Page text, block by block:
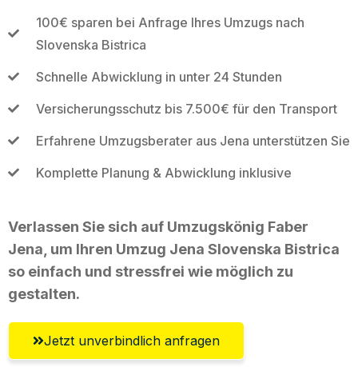
100€ sparen bei Anfrage Ihres Umzugs nach
Slovenska Bistrica
Schnelle Abwicklung in unter 24 Stunden
Versicherungsschutz bis 7.500€ für den Transport
Erfahrene Umzugsberater aus Jena unterstützen Sie
Komplette Planung & Abwicklung inklusive
Verlassen Sie sich auf Umzugskönig Faber
Jena, um Ihren Umzug Jena Slovenska Bistrica
so einfach und stressfrei wie möglich zu
gestalten.
Jetzt unverbindlich anfragen